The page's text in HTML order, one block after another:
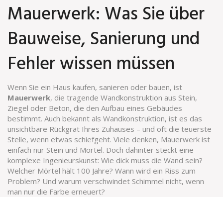
Mauerwerk: Was Sie über
Bauweise, Sanierung und
Fehler wissen müssen
Wenn Sie ein Haus kaufen, sanieren oder bauen, ist
Mauerwerk, die tragende Wandkonstruktion aus Stein,
Ziegel oder Beton, die den Aufbau eines Gebäudes
bestimmt. Auch bekannt als Wandkonstruktion, ist es das
unsichtbare Rückgrat Ihres Zuhauses – und oft die teuerste
Stelle, wenn etwas schiefgeht. Viele denken, Mauerwerk ist
einfach nur Stein und Mörtel. Doch dahinter steckt eine
komplexe Ingenieurskunst: Wie dick muss die Wand sein?
Welcher Mörtel hält 100 Jahre? Wann wird ein Riss zum
Problem? Und warum verschwindet Schimmel nicht, wenn
man nur die Farbe erneuert?